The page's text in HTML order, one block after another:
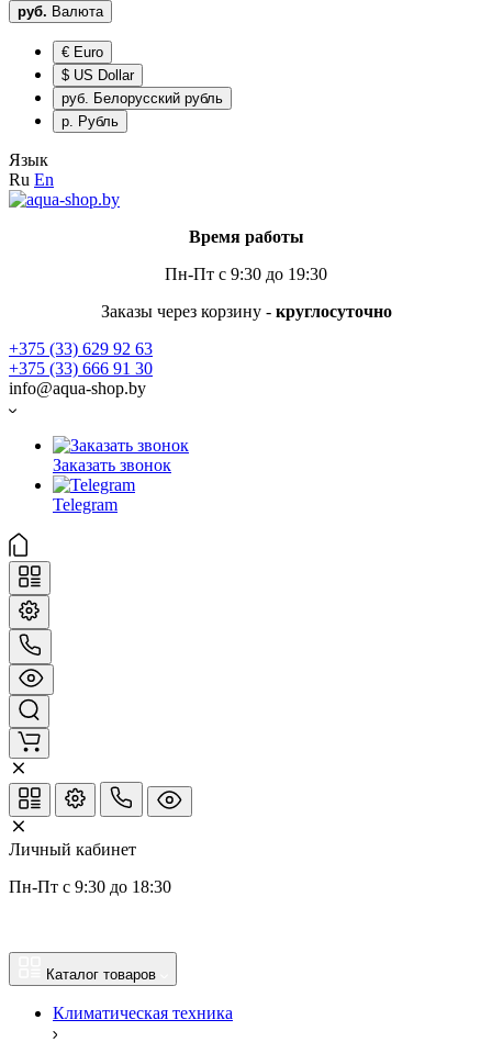
руб. Валюта
€ Euro
$ US Dollar
руб. Белорусский рубль
р. Рубль
Язык
Ru En
Время работы
Пн-Пт с 9:30 до 19:30
Заказы через корзину - круглосуточно
+375 (33) 629 92 63
+375 (33) 666 91 30
info@aqua-shop.by
Заказать звонок
Telegram
Личный кабинет
Пн-Пт с 9:30 до 18:30
Каталог товаров
Климатическая техника